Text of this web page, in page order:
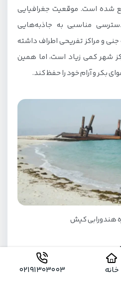
خانه 02191303003
شده است. موقعیت جغرافیایی
مناسبی به جاذبه‌هایی
و مراکز تفریحی اطراف داشته
شهر کمی زیاد است، اما همین
و آرام خود را حفظ کند.
هندورابی کیش
دلفین‌ها و باغ پرندگان کیش قرار